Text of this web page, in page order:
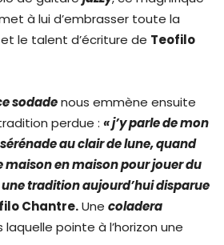
à lui d’embrasser toute la
le talent d’écriture de Teofilo
sodadenous emmène ensuite
perdue : « j’y parle de mon
au clair de lune, quand
maison en maison pour jouer du
tradition aujourd’hui disparue
Chantre.Une coladera
pointe à l’horizon une